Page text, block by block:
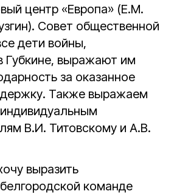
центр «Европа» (Е.М.
Совет общественной
дети войны,
выражают им
за оказанное
Также выражаем
В.И. Титовскому и А.В.
выразить
команде